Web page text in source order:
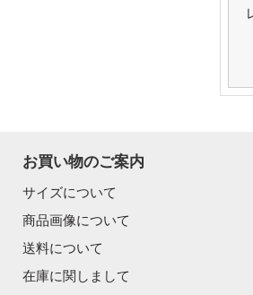
お買い物のご案内
サイズについて
商品画像について
送料について
在庫に関しまして